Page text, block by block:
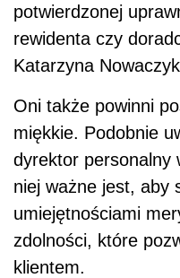
potwierdzonej
rewidenta czy
Katarzyna
Oni także powinni
miękkie. Podobnie
dyrektor personalny
niej ważne jest, aby
umiejętnościami
zdolności, które
klientem.